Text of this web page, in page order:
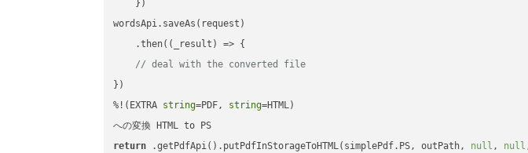
    })
wordsApi.saveAs(request)
    .then(
( _result ) => {
// deal with the converted file
})
%!(EXTRA string=PDF, string=HTML)
return .getPdfApi().putPdfInStorageToHTML(simplePdf.PS, outPath, null , null